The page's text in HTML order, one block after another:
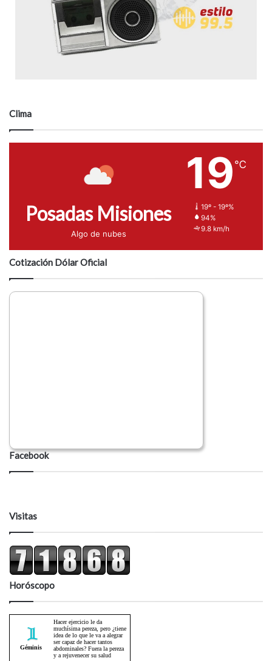
Clima
Posadas Misiones
Algo de nubes
19 ℃
19º - 19º%
94%
9.8 km/h
Cotización Dólar Oficial
Facebook
Visitas
Horóscopo